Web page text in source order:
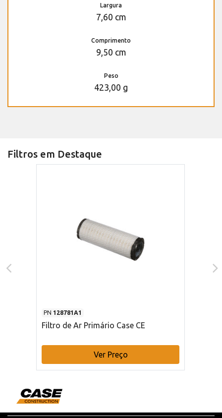
Largura
7,60 cm
Comprimento
9,50 cm
Peso
423,00 g
Filtros em Destaque
PN 128781A1
Filtro de Ar Primário Case CE
Ver Preço